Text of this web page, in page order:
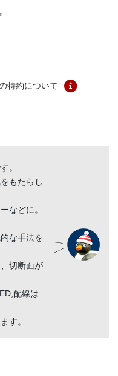
特約について
。
もたらし
などに。
な手法を
切断面が
配線は
す。